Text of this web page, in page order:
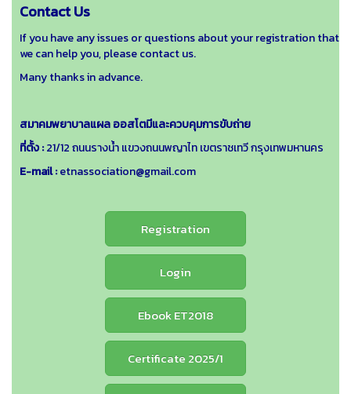
Contact Us
If you have any issues or questions about your registration that
we can help you, please contact us.
Many thanks in advance.
สมาคมพยาบาลแผล ออสโตมีและควบคุมการขับถ่าย
ที่ตั้ง :21/12 ถนนรางน้ำ แขวงถนนพญาไท เขตราชเทวี กรุงเทพมหานคร
E-mail :etnassociation@gmail.com
Registration
Login
Ebook ET2018
Certificate 2025/1